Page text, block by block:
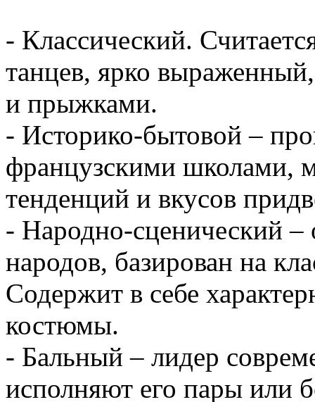
- Классический.
танцев, ярко
и прыжками.
- Историко-бытовой –
французскими школами,
тенденций и вкусов
- Народно-сценический –
народов, базирован на
Содержит в себе
костюмы.
- Бальный – лидер
исполняют его пары или